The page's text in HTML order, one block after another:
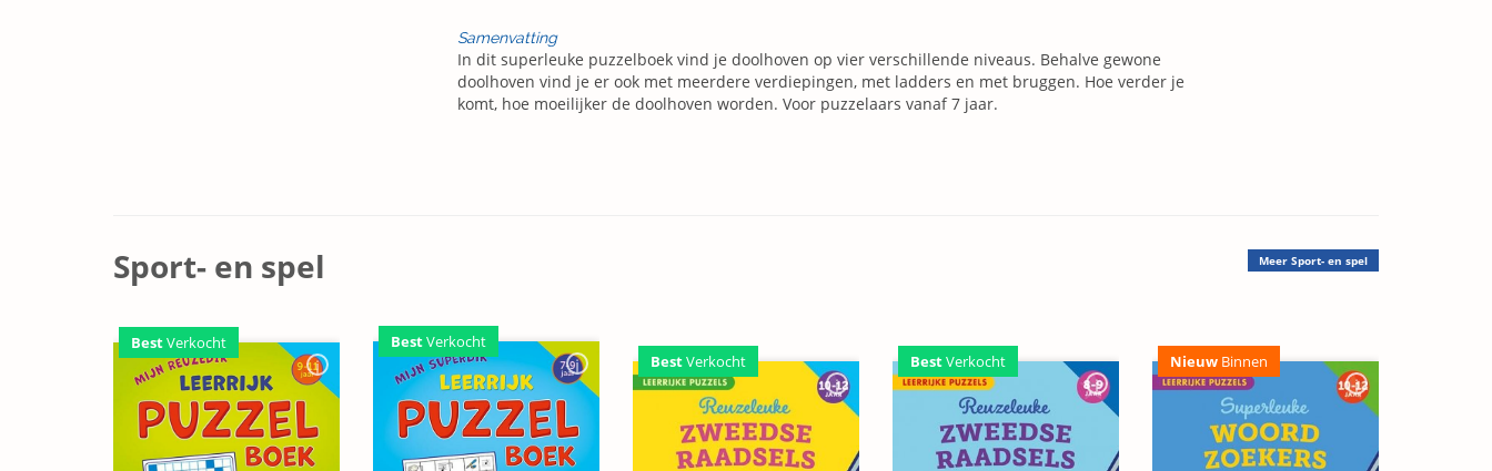
Samenvatting
In dit superleuke puzzelboek vind je doolhoven op vier verschillende niveaus. Behalve gewone
doolhoven vind je er ook met meerdere verdiepingen, met ladders en met bruggen. Hoe verder je
komt, hoe moeilijker de doolhoven worden. Voor puzzelaars vanaf 7 jaar.
Sport- en spel Meer Sport- en spel
BestVerkocht BestVerkocht
BestVerkocht BestVerkocht Nieuw Binnen